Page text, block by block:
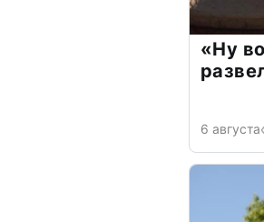
«Ну
6 августа